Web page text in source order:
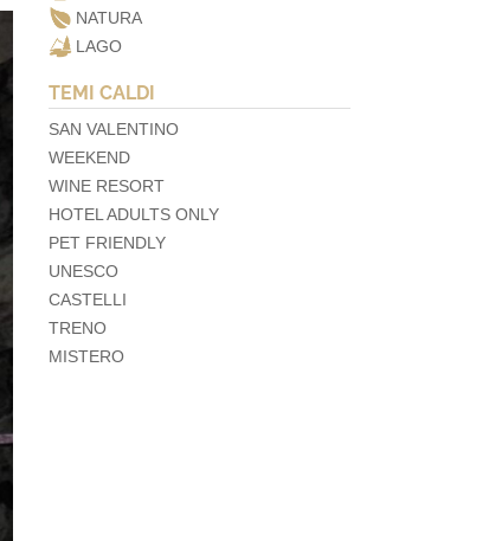
NATURA
LAGO
TEMI CALDI
SAN VALENTINO
WEEKEND
WINE RESORT
HOTEL ADULTS ONLY
PET FRIENDLY
UNESCO
CASTELLI
TRENO
MISTERO